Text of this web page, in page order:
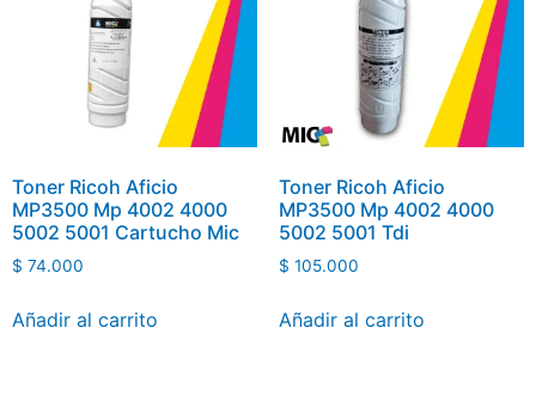
Toner Ricoh Aficio
MP3500 Mp 4002 4000
5002 5001 Cartucho Mic
$ 74.000
Añadir al carrito
Toner Ricoh Aficio
MP3500 Mp 4002 4000
5002 5001 Tdi
$ 105.000
Añadir al carrito